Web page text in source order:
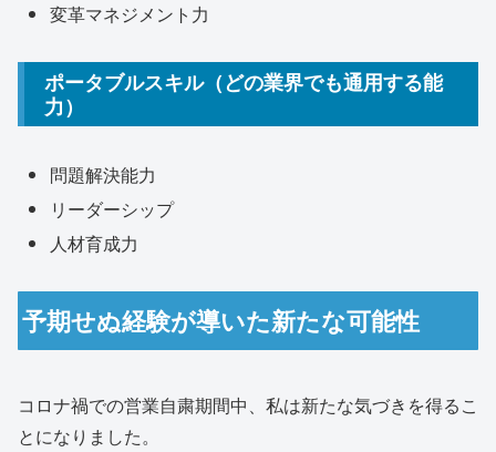
変革マネジメント力
ポータブルスキル（どの業界でも通用する能
力）
問題解決能力
リーダーシップ
人材育成力
予期せぬ経験が導いた新たな可能性
コロナ禍での営業自粛期間中、私は新たな気づきを得るこ
とになりました。